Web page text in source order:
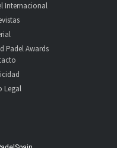
Internacional
Padel Awards
Legal